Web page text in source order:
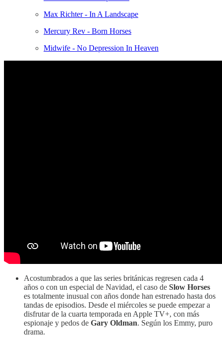
Max Richter - In A Landscape
Mercury Rev - Born Horses
Midwife - No Depression In Heaven
Acostumbrados a que las series británicas regresen cada 4
años o con un especial de Navidad, el caso de Slow Horses
es totalmente inusual con años donde han estrenado hasta dos
tandas de episodios. Desde el miércoles se puede empezar a
disfrutar de la cuarta temporada en Apple TV+, con más
espionaje y pedos de Gary Oldman. Según los Emmy, puro
drama.